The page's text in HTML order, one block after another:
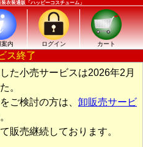
衣装通販「ハッピーコスチューム」
内 ログイン カート
ス終了
た小売サービスは2026年2月
。
ご検討の方は、 卸販売サービ
販売継続しております。